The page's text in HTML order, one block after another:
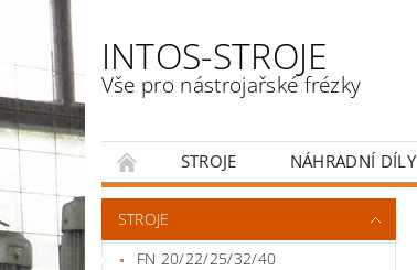
INTOS-STROJE
Vše pro nástrojařské frézky
STROJE NÁHRADNÍ DÍLY
ENGLISH
STROJE
FN 20/22/25/32/40